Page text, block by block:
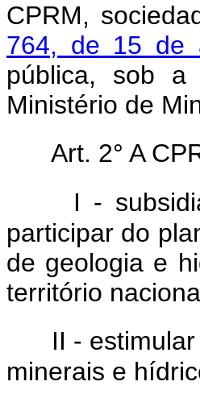
CPRM,
764, de 15 de
pública, sob a
Ministério de
Art. 2° A
I -
participar do
de geologia e
território
II -
minerais e